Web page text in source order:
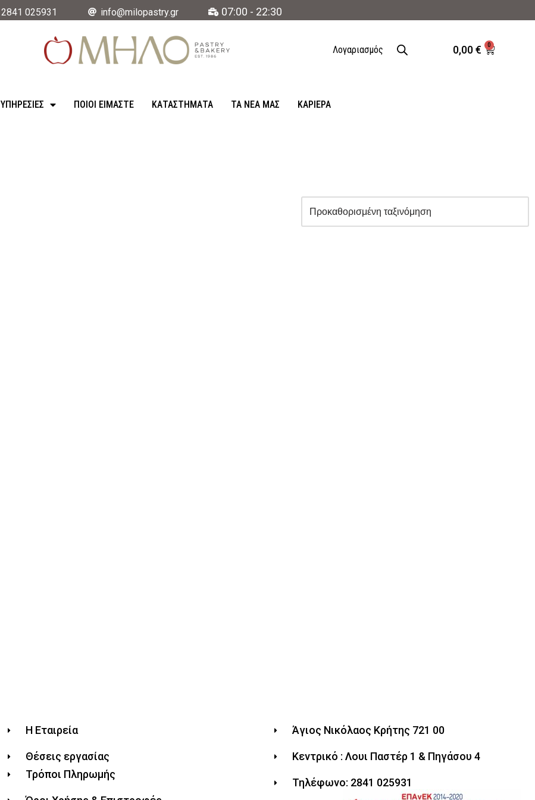
2841 025931 info@milopastry.gr 07:00 - 22:30
Λογαριασμός 0,00€ 0
ΥΠΗΡΕΣΊΕΣ ΠΟΙΟΙ ΕΙΜΑΣΤΕ ΚΑΤΑΣΤΉΜΑΤΑ ΤΑ ΝΈΑ ΜΑΣ ΚΑΡΙΈΡΑ
Η Εταιρεία
Θέσεις εργασίας
Τρόποι Πληρωμής
Άγιος Νικόλαος Κρήτης 721 00
Κεντρικό : Λουι Παστέρ 1 & Πηγάσου 4
Τηλέφωνο: 2841 025931